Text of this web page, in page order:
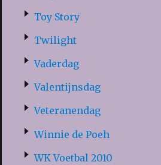
Toy Story
Twilight
Vaderdag
Valentijnsdag
Veteranendag
Winnie de Poeh
WK Voetbal 2010